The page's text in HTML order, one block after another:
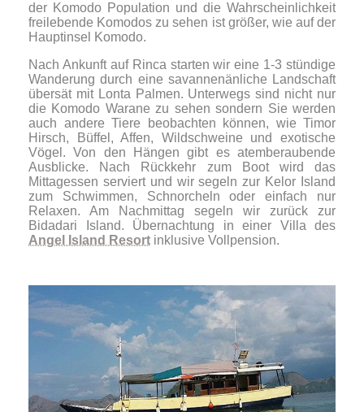
der Komodo Population und die Wahrscheinlichkeit
freilebende Komodos zu sehen ist größer, wie auf der
Hauptinsel Komodo.
Nach Ankunft auf Rinca starten wir eine 1-3 stündige
Wanderung durch eine savannenänliche Landschaft
übersät mit Lonta Palmen. Unterwegs sind nicht nur
die Komodo Warane zu sehen sondern Sie werden
auch andere Tiere beobachten können, wie Timor
Hirsch, Büffel, Affen, Wildschweine und exotische
Vögel. Von den Hängen gibt es atemberaubende
Ausblicke. Nach Rückkehr zum Boot wird das
Mittagessen serviert und wir segeln zur Kelor Island
zum Schwimmen, Schnorcheln oder einfach nur
Relaxen. Am Nachmittag segeln wir zurück zur
Bidadari Island. Übernachtung in einer Villa des
Angel Island Resort inklusive Vollpension.